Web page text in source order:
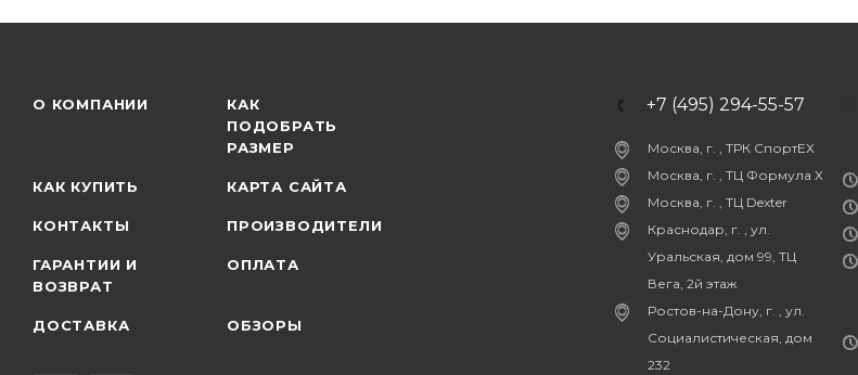
О КОМПАНИИ
КАК
ПОДОБРАТЬ
РАЗМЕР
КАК КУПИТЬ КАРТА САЙТА
КОНТАКТЫ ПРОИЗВОДИТЕЛИ
ГАРАНТИИ И
ВОЗВРАТ
ОПЛАТА
ДОСТАВКА ОБЗОРЫ
+7 (495) 294-55-57
Москва, г. , ТРК СпортЕХ
Москва, г. , ТЦ Формула Х
Москва, г. , ТЦ Dexter
Краснодар, г. , ул.
Уральская, дом 99, ТЦ
Вега, 2й этаж
Ростов-на-Дону, г. , ул.
Социалистическая, дом
232